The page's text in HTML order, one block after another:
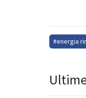
#energia